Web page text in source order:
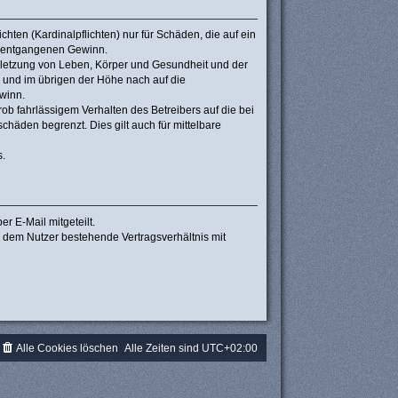
(Kardinalpflichten) nur für Schäden, die auf ein
Gewinn.
von Leben, Körper und Gesundheit und der
im übrigen der Höhe nach auf die
fahrlässigem Verhalten des Betreibers auf die bei
begrenzt. Dies gilt auch für mittelbare
E-Mail mitgeteilt.
Nutzer bestehende Vertragsverhältnis mit
Alle Zeiten sind UTC+02:00
Alle Cookies löschen